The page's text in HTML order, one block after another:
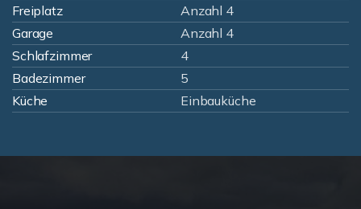
Freiplatz
Anzahl 4
Garage
Anzahl 4
Schlafzimmer
4
Badezimmer
5
Küche
Einbauküche